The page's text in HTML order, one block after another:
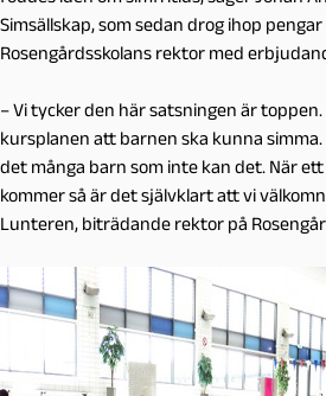
Simsällskap, som sedan drog ihop
Rosengårdsskolans rektor med
– Vi tycker den här satsningen är
kursplanen att barnen ska kunna simma.
det många barn som inte kan det. När
kommer så är det självklart att vi
Lunteren, biträdande rektor på